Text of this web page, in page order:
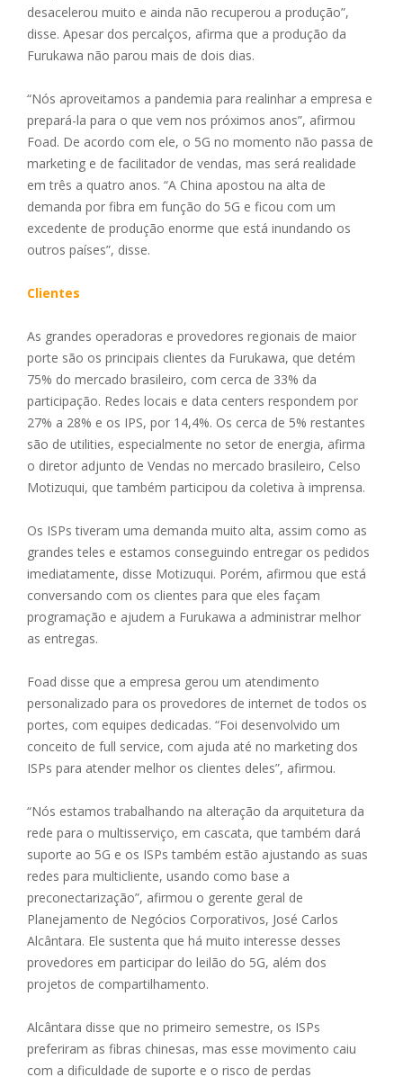
desacelerou muito e ainda não recuperou a produção”,
disse. Apesar dos percalços, afirma que a produção da
Furukawa não parou mais de dois dias.
“Nós aproveitamos a pandemia para realinhar a empresa e
prepará-la para o que vem nos próximos anos”, afirmou
Foad. De acordo com ele, o 5G no momento não passa de
marketing e de facilitador de vendas, mas será realidade
em três a quatro anos. “A China apostou na alta de
demanda por fibra em função do 5G e ficou com um
excedente de produção enorme que está inundando os
outros países”, disse.
Clientes
As grandes operadoras e provedores regionais de maior
porte são os principais clientes da Furukawa, que detém
75% do mercado brasileiro, com cerca de 33% da
participação. Redes locais e data centers respondem por
27% a 28% e os IPS, por 14,4%. Os cerca de 5% restantes
são de utilities, especialmente no setor de energia, afirma
o diretor adjunto de Vendas no mercado brasileiro, Celso
Motizuqui, que também participou da coletiva à imprensa.
Os ISPs tiveram uma demanda muito alta, assim como as
grandes teles e estamos conseguindo entregar os pedidos
imediatamente, disse Motizuqui. Porém, afirmou que está
conversando com os clientes para que eles façam
programação e ajudem a Furukawa a administrar melhor
as entregas.
Foad disse que a empresa gerou um atendimento
personalizado para os provedores de internet de todos os
portes, com equipes dedicadas. “Foi desenvolvido um
conceito de full service, com ajuda até no marketing dos
ISPs para atender melhor os clientes deles”, afirmou.
“Nós estamos trabalhando na alteração da arquitetura da
rede para o multisserviço, em cascata, que também dará
suporte ao 5G e os ISPs também estão ajustando as suas
redes para multicliente, usando como base a
preconectarização”, afirmou o gerente geral de
Planejamento de Negócios Corporativos, José Carlos
Alcântara. Ele sustenta que há muito interesse desses
provedores em participar do leilão do 5G, além dos
projetos de compartilhamento.
Alcântara disse que no primeiro semestre, os ISPs
preferiram as fibras chinesas, mas esse movimento caiu
com a dificuldade de suporte e o risco de perdas